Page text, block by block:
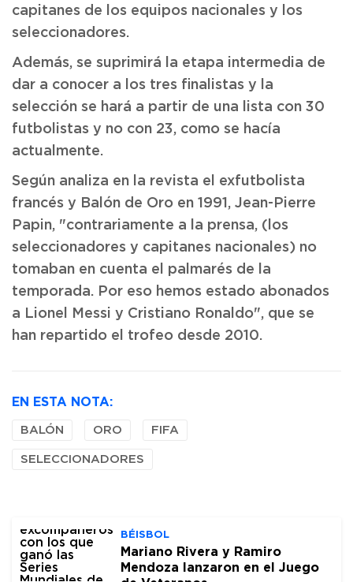
capitanes de los equipos nacionales y los
seleccionadores.
Además, se suprimirá la etapa intermedia de
dar a conocer a los tres finalistas y la
selección se hará a partir de una lista con 30
futbolistas y no con 23, como se hacía
actualmente.
Según analiza en la revista el exfutbolista
francés y Balón de Oro en 1991, Jean-Pierre
Papin, "contrariamente a la prensa, (los
seleccionadores y capitanes nacionales) no
tomaban en cuenta el palmarés de la
temporada. Por eso hemos estado abonados
a Lionel Messi y Cristiano Ronaldo", que se
han repartido el trofeo desde 2010.
EN ESTA NOTA:
BALÓN ORO FIFA
SELECCIONADORES
BÉISBOL
Mariano Rivera y Ramiro
Mendoza lanzaron en el Juego